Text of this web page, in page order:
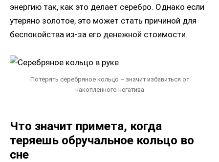
энергию так, как это делает серебро. Однако если
утеряно золотое, это может стать причиной для
беспокойства из-за его денежной стоимости.
Потерять серебряное кольцо – значит избавиться от
накопленного негатива
Что значит примета, когда
теряешь обручальное кольцо во
сне